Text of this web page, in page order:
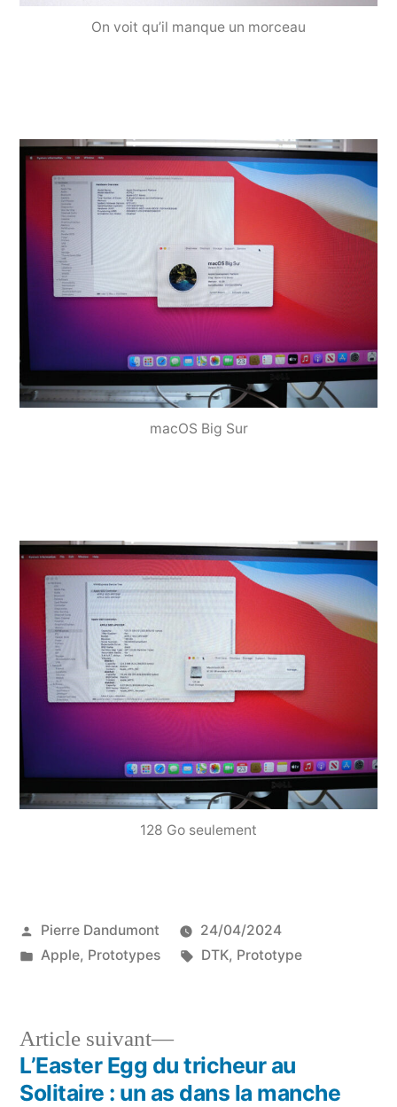
On voit qu’il manque un morceau
macOS Big Sur
128 Go seulement
Publié
par
Pierre Dandumont
24/04/2024
Publié
Apple, Prototypes Étiquettes :
DTK, Prototype
Navigation
Article suivant
Article
suivant :
L’Easter Egg du tricheur au
Solitaire : un as dans la manche